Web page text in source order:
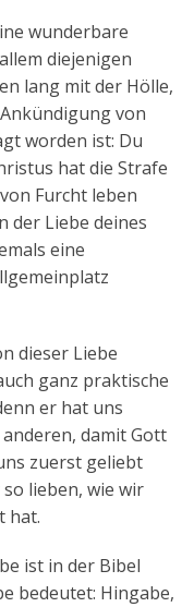
wunderbare
diejenigen
lang mit der Hölle,
von
worden ist: Du
hat die Strafe
Furcht leben
der Liebe deines
eine
dieser Liebe
ganz praktische
er hat uns
damit Gott
zuerst geliebt
lieben, wie wir
hat.
ist in der Bibel
bedeutet: Hingabe,